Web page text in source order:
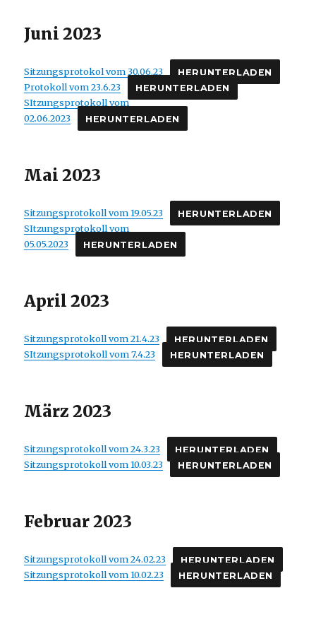
Juni 2023
Sitzungsprotokol vom 30.06.23 HERUNTERLADEN
Protokoll vom 23.6.23 HERUNTERLADEN
SItzungsprotokoll vom
02.06.2023
HERUNTERLADEN
Mai 2023
Sitzungsprotokoll vom 19.05.23 HERUNTERLADEN
SItzungsprotokoll vom
05.05.2023
HERUNTERLADEN
April 2023
Sitzungsprotokoll vom 21.4.23 HERUNTERLADEN
SItzungsprotokoll vom 7.4.23 HERUNTERLADEN
März 2023
Sitzungsprotokoll vom 24.3.23 HERUNTERLADEN
Sitzungsprotokoll vom 10.03.23 HERUNTERLADEN
Februar 2023
Sitzungsprotokoll vom 24.02.23 HERUNTERLADEN
Sitzungsprotokoll vom 10.02.23 HERUNTERLADEN